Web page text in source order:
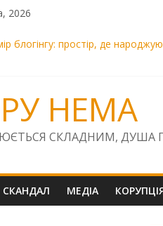
2026
блогінгу: простір, де
перемотці»: чому голова
НЕМА
СКЛАДНИМ, ДУША
СКАНДАЛ МЕДІА